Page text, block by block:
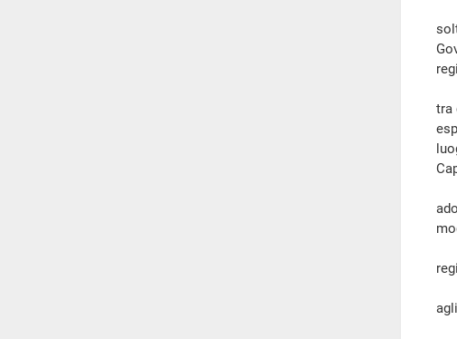
tra